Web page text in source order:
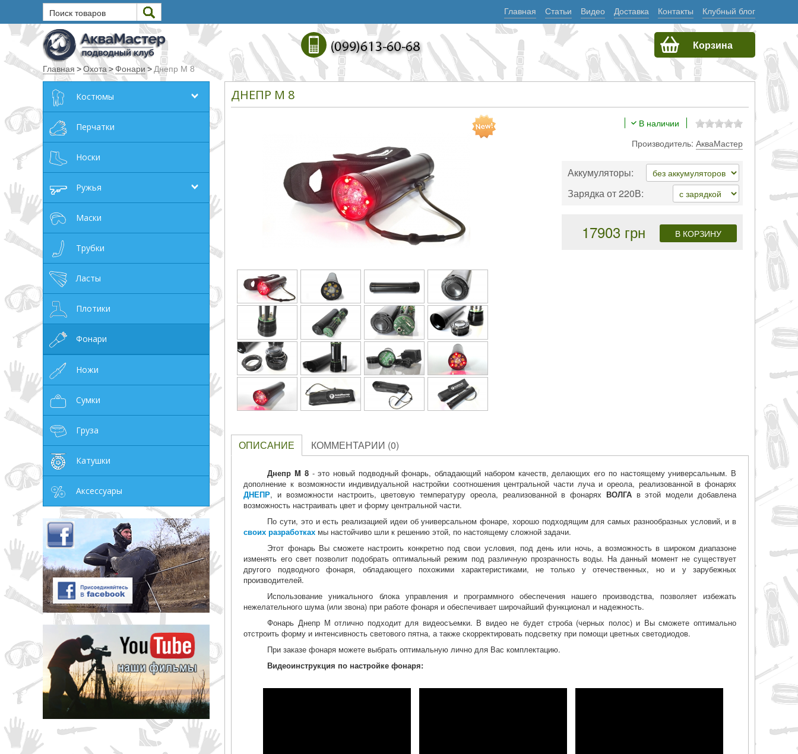
Главная Статьи Видео Доставка Контакты Клубный блог
Поиск товаров
Текст
Искать
Любое из слов
Все слова
Точное совпадение
Производитель
_JSHOP_SEARCH_COINS
от
до
грн
ОТМЕНА
Корзина
Главная >Охота >Фонари > Днепр М 8
Костюмы
Перчатки
Носки
Ружья
Маски
Трубки
Ласты
Плотики
Фонари
Ножи
Сумки
Груза
Катушки
Аксессуары
ДНЕПР М 8
В наличии
Производитель: АкваМастер
Аккумуляторы:
Зарядка от 220В:
17903 грн
ОПИСАНИЕ КОММЕНТАРИИ (0)
Днепр M 8- это новый подводный фонарь, обладающий набором качеств, делающих его по настоящему универсальным. В
дополнение к возможности индивидуальной настройки соотношения центральной части луча и ореола, реализованной в фонарях
ДНЕПР, и возможности настроить, цветовую температуру ореола, реализованной в фонарях ВОЛГАв этой модели добавлена
возможность настраивать цвет и форму центральной части.
По сути, это и есть реализацией идеи об универсальном фонаре, хорошо подходящим для самых разнообразных условий, и в
своих разработках мы настойчиво шли к решению этой, по настоящему сложной задачи.
Этот фонарь Вы сможете настроить конкретно под свои условия, под день или ночь, а возможность в широком диапазоне
изменять его свет позволит подобрать оптимальный режим под различную прозрачность воды. На данный момент не существует
другого подводного фонаря, обладающего похожими характеристиками, не только у отечественных, но и у зарубежных
производителей.
Использование уникального блока управления и программного обеспечения нашего производства, позволяет избежать
нежелательного шума (или звона) при работе фонаря и обеспечивает широчайший функционал и надежность.
Фонарь Днепр М отлично подходит для видеосъемки. В видео не будет строба (черных полос) и Вы сможете оптимально
отстроить форму и интенсивность светового пятна, а также скорректировать подсветку при помощи цветных светодиодов.
При заказе фонаря можете выбрать оптимальную лично для Вас комплектацию.
Видеоинструкция по настройке фонаря: